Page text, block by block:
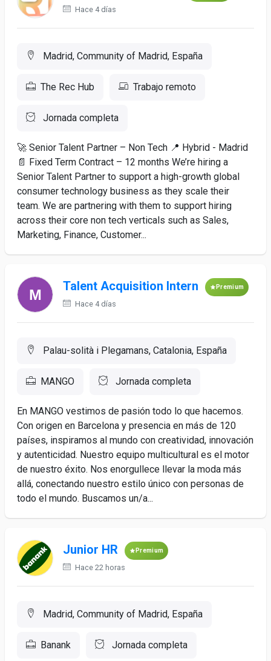
Hace 4 días
Madrid, Community of Madrid, España
The Rec Hub Trabajo remoto
Jornada completa
🚀 Senior Talent Partner – Non Tech 📍 Hybrid - Madrid
📄 Fixed Term Contract – 12 months We’re hiring a
Senior Talent Partner to support a high-growth global
consumer technology business as they scale their
team. We are partnering with them to support hiring
across their core non tech verticals such as Sales,
Marketing, Finance, Customer...
Talent Acquisition Intern Premium
Hace 4 días
Palau-solità i Plegamans, Catalonia, España
MANGO Jornada completa
En MANGO vestimos de pasión todo lo que hacemos.
Con origen en Barcelona y presencia en más de 120
países, inspiramos al mundo con creatividad, innovación
y autenticidad. Nuestro equipo multicultural es el motor
de nuestro éxito. Nos enorgullece llevar la moda más
allá, conectando nuestro estilo único con personas de
todo el mundo. Buscamos un/a...
Junior HR Premium
Hace 22 horas
Madrid, Community of Madrid, España
Banank Jornada completa